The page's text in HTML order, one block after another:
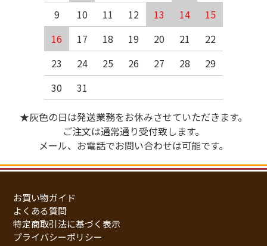
9
10 11 12 13 14
15
16
17 18 19 20 21
22
23
24 25 26 27 28
29
30
31
★灰色の日は発送業務をお休みさせていただきます。
ご注文は通常通り受付致します。
メール、お電話でお問い合わせは可能です。
お買い物ガイド
よくある質問
特定商取引法に基づく表示
プライバシーポリシー